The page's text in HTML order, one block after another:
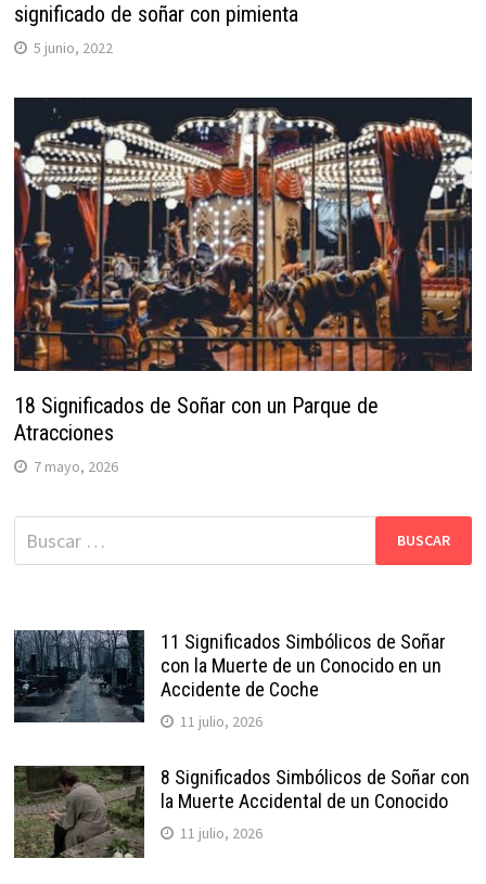
significado de soñar con pimienta
5 junio, 2022
18 Significados de Soñar con un Parque de
Atracciones
7 mayo, 2026
Buscar:
11 Significados Simbólicos de Soñar
con la Muerte de un Conocido en un
Accidente de Coche
11 julio, 2026
8 Significados Simbólicos de Soñar con
la Muerte Accidental de un Conocido
11 julio, 2026